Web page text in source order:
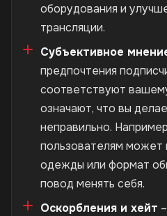
оборудования и
трансляции.
Субъективное
предпочтения
соответствуют
означают, что вы
неправильно.
пользователям может
одежды или формат
повод менять себя.
Оскорбления и хейт